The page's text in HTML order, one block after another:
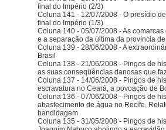
final do Império (2/3)
Coluna 141 - 12/07/2008 - O presídio
final do Império (1/3)
Coluna 140 - 05/07/2008 - As
e a separação da última da província
Coluna 139 - 28/06/2008 - A
Brasil
Coluna 138 - 21/06/2008 - Pingos de
as suas conseqüências danosas que
Coluna 137 - 14/06/2008 - Pingos de
escravatura no Ceará, a povoação de
Coluna 136 - 07/06/2008 - Pingos de
abastecimento de água no Recife.
bandidagem
Coluna 135 - 31/05/2008 - Pingos de